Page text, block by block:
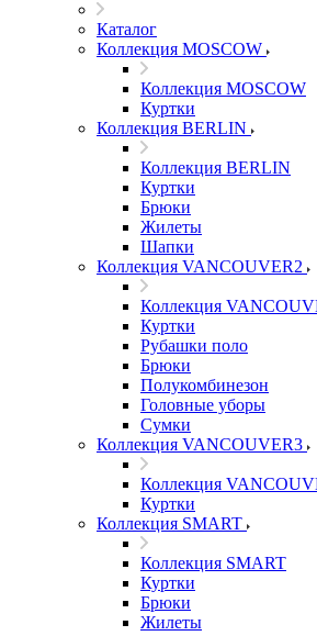
Каталог
Коллекция MOSCOW
Коллекция MOSCOW
Куртки
Коллекция BERLIN
Коллекция BERLIN
Куртки
Брюки
Жилеты
Шапки
Коллекция VANCOUVER2
Коллекция
Куртки
Рубашки поло
Брюки
Полукомбинезон
Головные уборы
Сумки
Коллекция VANCOUVER3
Коллекция
Куртки
Коллекция SMART
Коллекция SMART
Куртки
Брюки
Жилеты